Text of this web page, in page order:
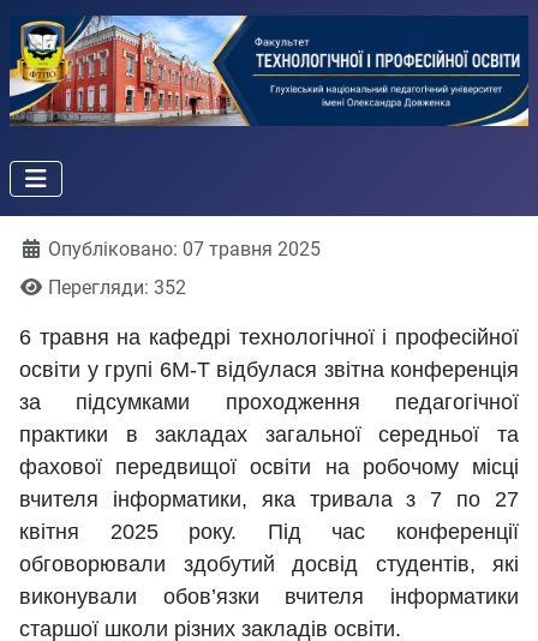
ДеталіОпубліковано: 07 травня 2025
Перегляди: 352
6 травня на кафедрі технологічної і професійної
освіти у групі 6М-Т відбулася звітна конференція
за підсумками проходження педагогічної
практики в закладах загальної середньої та
фахової передвищої освіти на робочому місці
вчителя інформатики, яка тривала з 7 по 27
квітня 2025 року. Під час конференції
обговорювали здобутий досвід студентів, які
виконували обов’язки вчителя інформатики
старшої школи різних закладів освіти.